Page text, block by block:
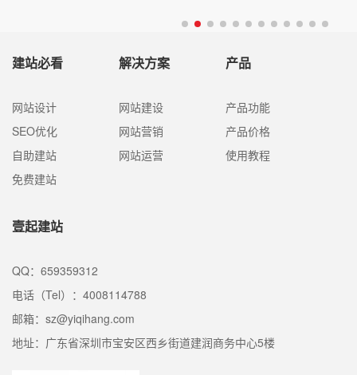
建站必看
网站设计
SEO优化
自助建站
免费建站
解决方案
网站建设
网站营销
网站运营
产品
产品功能
产品价格
使用教程
壹起建站
QQ：659359312
电话（Tel）：4008114788
邮箱：sz@yiqihang.com
地址：广东省深圳市宝安区西乡街道建润商务中心5楼